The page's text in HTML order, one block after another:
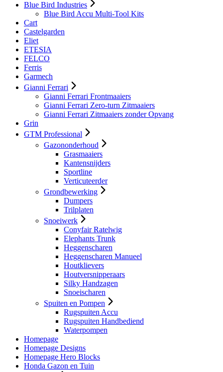
Blue Bird Industries
Blue Bird Accu Multi-Tool Kits
Cart
Castelgarden
Eliet
ETESIA
FELCO
Ferris
Garmech
Gianni Ferrari
Gianni Ferrari Frontmaaiers
Gianni Ferrari Zero-turn Zitmaaiers
Gianni Ferrari Zitmaaiers zonder Opvang
Grin
GTM Professional
Gazononderhoud
Grasmaaiers
Kantensnijders
Sportline
Verticuteerder
Grondbewerking
Dumpers
Trilplaten
Snoeiwerk
Conyfair Ratelwig
Elephants Trunk
Heggenscharen
Heggenscharen Manueel
Houtklievers
Houtversnipperaars
Silky Handzagen
Snoeischaren
Spuiten en Pompen
Rugspuiten Accu
Rugspuiten Handbediend
Waterpompen
Homepage
Homepage Designs
Homepage Hero Blocks
Honda Gazon en Tuin